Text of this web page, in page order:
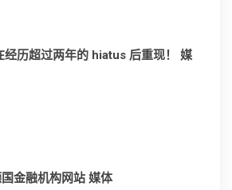
历超过两年的 hiatus 后重现！ 媒
金融机构网站 媒体